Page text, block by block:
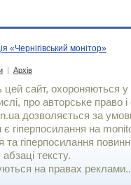
«Чернігівський монітор»
| Архів
сайт, охороняються у
про авторське право і
дозволяється за
гiперпосилання на
гіперпосилання
тексту.
на правах реклами..